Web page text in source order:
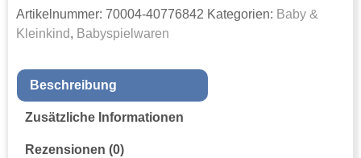
Artikelnummer: 70004-40776842 Kategorien: Baby &
Kleinkind, Babyspielwaren
Beschreibung
Zusätzliche Informationen
Rezensionen (0)